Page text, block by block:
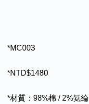
*MC003
*NTD$1480
*材質：98%棉 / 2%氨綸